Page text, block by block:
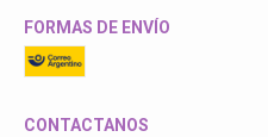
FORMAS DE ENVÍO
CONTACTANOS